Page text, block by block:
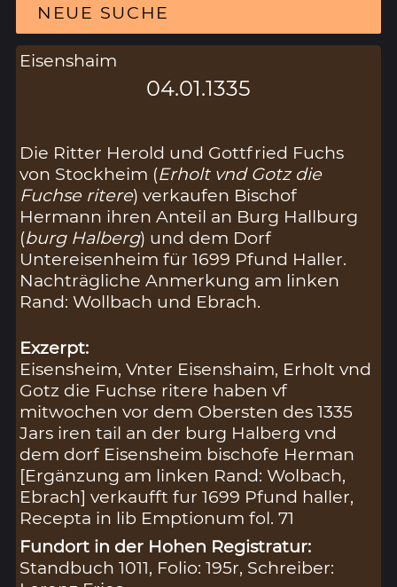
NEUE SUCHE
Eisenshaim
04.01.1335
Die Ritter Herold und Gottfried Fuchs
von Stockheim (Erholt vnd Gotz die
Fuchse ritere) verkaufen Bischof
Hermann ihren Anteil an Burg Hallburg
(burg Halberg) und dem Dorf
Untereisenheim für 1699 Pfund Haller.
Nachträgliche Anmerkung am linken
Rand: Wollbach und Ebrach.
Exzerpt:
Eisensheim, Vnter Eisenshaim, Erholt vnd
Gotz die Fuchse ritere haben vf
mitwochen vor dem Obersten des 1335
Jars iren tail an der burg Halberg vnd
dem dorf Eisensheim bischofe Herman
[Ergänzung am linken Rand: Wolbach,
Ebrach] verkaufft fur 1699 Pfund haller,
Recepta in lib Emptionum fol. 71
Fundort in der Hohen Registratur:
Standbuch 1011, Folio: 195r, Schreiber: